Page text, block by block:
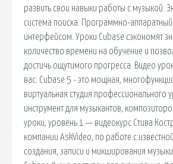
развить свои навыки работы с музыкой.
система поиска. Программно-
интерфейсом. Уроки Cubase сэкономят
количество времени на обучение и
достичь ощутимого прогресса. Видео
вас. Cubase 5 - это мощная,
виртуальная студия профессионального
инструмент для музыкантов,
уроки, уровень 1 — видеокурс Стива
компании AskVideo, по работе с
создания, записи и микширования